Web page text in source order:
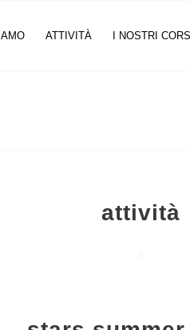
ATTIVITÀ I NOSTRI CORSI
attività